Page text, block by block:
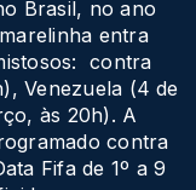
Brasil, no ano
entra
contra
Venezuela (4 de
às 20h). A
contra
Fifa de 1º a 9